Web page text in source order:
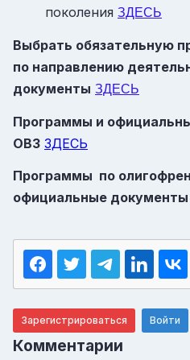
поколения ЗДЕСЬ
Выбрать обязательную
по направлению
документы ЗДЕСЬ
Программы и
ОВЗ ЗДЕСЬ
Программы по
официальные документы
Зарегистрироваться Войти
Комментарии